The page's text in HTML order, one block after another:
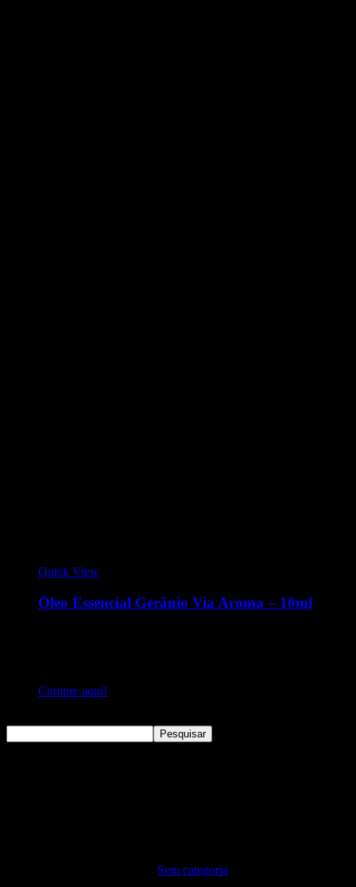
Quick View
Óleo Essencial Gerânio Via Aroma – 10ml
Compre aqui!
Pesquisar
Sem categoria